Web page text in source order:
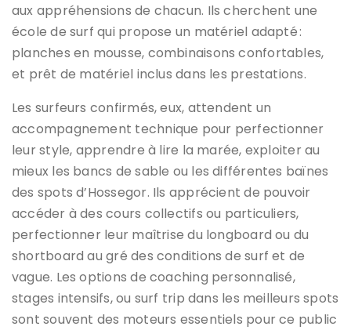
aux appréhensions de chacun. Ils cherchent une
école de surf qui propose un matériel adapté :
planches en mousse, combinaisons confortables,
et prêt de matériel inclus dans les prestations.
Les surfeurs confirmés, eux, attendent un
accompagnement technique pour perfectionner
leur style, apprendre à lire la marée, exploiter au
mieux les bancs de sable ou les différentes baïnes
des spots d’Hossegor. Ils apprécient de pouvoir
accéder à des cours collectifs ou particuliers,
perfectionner leur maîtrise du longboard ou du
shortboard au gré des conditions de surf et de
vague. Les options de coaching personnalisé,
stages intensifs, ou surf trip dans les meilleurs spots
sont souvent des moteurs essentiels pour ce public